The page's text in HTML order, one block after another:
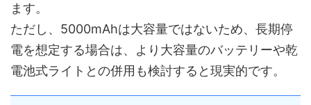
ます。
ただし、5000mAhは大容量ではないため、長期停
電を想定する場合は、より大容量のバッテリーや乾
電池式ライトとの併用も検討すると現実的です。